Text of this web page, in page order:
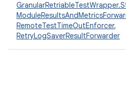
RemoteTestTimeOutEnforcer,
RetryLogSaverResultForwarder